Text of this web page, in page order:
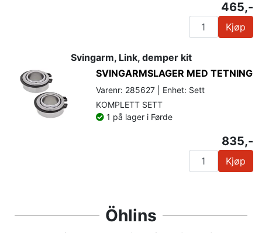
465,-
Kjøp
Svingarm, Link, demper kit
SVINGARMSLAGER MED TETNING
Varenr: 285627 | Enhet: Sett
KOMPLETT SETT
1 på lager i Førde
835,-
Kjøp
Öhlins